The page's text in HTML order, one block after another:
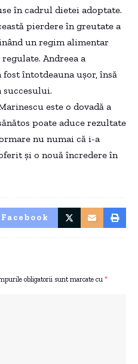
în cadrul dietei adoptate.
pierdere în greutate a
un regim alimentar
Andreea a
întotdeauna ușor, însă
succesului.
este o dovadă a
poate aduce rezultate
nu numai că i-a
și o nouă încredere în
Facebook
obligatorii sunt marcate cu *